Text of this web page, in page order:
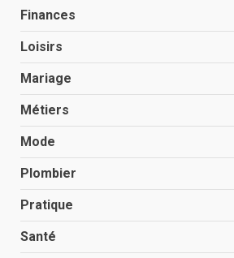
Finances
Loisirs
Mariage
Métiers
Mode
Plombier
Pratique
Santé